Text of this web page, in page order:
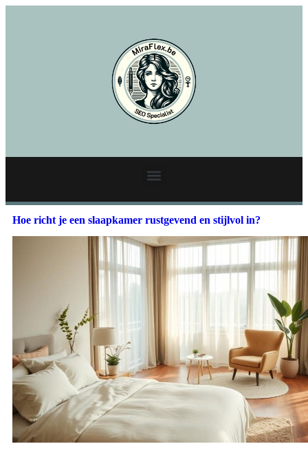
Hoe richt je een slaapkamer rustgevend en stijlvol in?